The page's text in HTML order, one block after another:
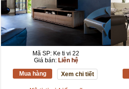
Mã SP: Ke ti vi 22
Giá bán: Liên hệ
Mua hàng
Xem chi tiết